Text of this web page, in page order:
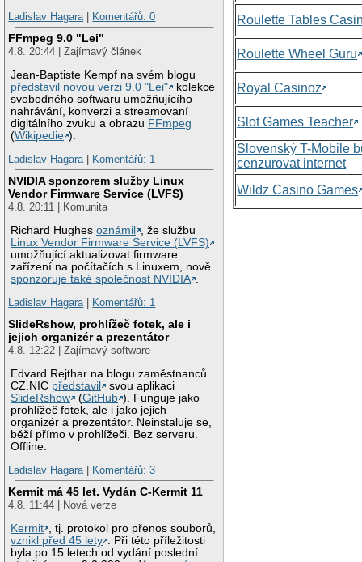
Ladislav Hagara| Komentářů: 0
FFmpeg 9.0 "Lei"
4.8. 20:44 | Zajímavý článek
Jean-Baptiste Kempf na svém blogu
představil novou verzi 9.0 "Lei"
kolekce
svobodného softwaru umožňujícího
nahrávání, konverzi a streamovaní
digitálního zvuku a obrazu FFmpeg
(Wikipedie ).
Ladislav Hagara| Komentářů: 1
NVIDIA sponzorem služby Linux
Vendor Firmware Service (LVFS)
4.8. 20:11 | Komunita
Richard Hughesoznámil
, že službu
Linux Vendor Firmware Service (LVFS)
umožňující aktualizovat firmware
zařízení na počítačích s Linuxem, nově
sponzoruje také společnost NVIDIA
Ladislav Hagara| Komentářů: 1
SlideRshow, prohlížeč fotek, ale i
jejich organizér a prezentátor
4.8. 12:22 | Zajímavý software
Edvard Rejthar na blogu zaměstnanců
CZ.NIC představil
svou aplikaci
SlideRshow
(GitHub ). Funguje jako
prohlížeč fotek, ale i jako jejich
organizér a prezentátor. Neinstaluje se,
běží přímo v prohlížeči. Bez serveru.
Offline.
Ladislav Hagara| Komentářů: 3
Kermit má 45 let. Vydán C-Kermit 11
4.8. 11:44 | Nová verze
Kermit
, tj. protokol pro přenos souborů,
vznikl před 45 lety
. Při této příležitosti
byla po 15 letech od vydání poslední
Roulette Tables
Roulette Wheel Guru
Royal Casinoz
Slot Games Teacher
Slovenský T-Mobile
cenzurovat internet
Wildz Casino Games